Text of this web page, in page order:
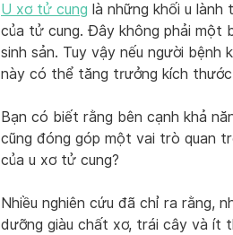
U xơ tử cung là những khối u
của tử cung. Đây không phải một
sinh sản. Tuy vậy nếu người
này có thể tăng trưởng kích
Bạn có biết rằng bên cạnh khả
cũng đóng góp một vai trò quan
của u xơ tử cung?
Nhiều nghiên cứu đã chỉ ra rằng,
dưỡng giàu chất xơ, trái cây và ít